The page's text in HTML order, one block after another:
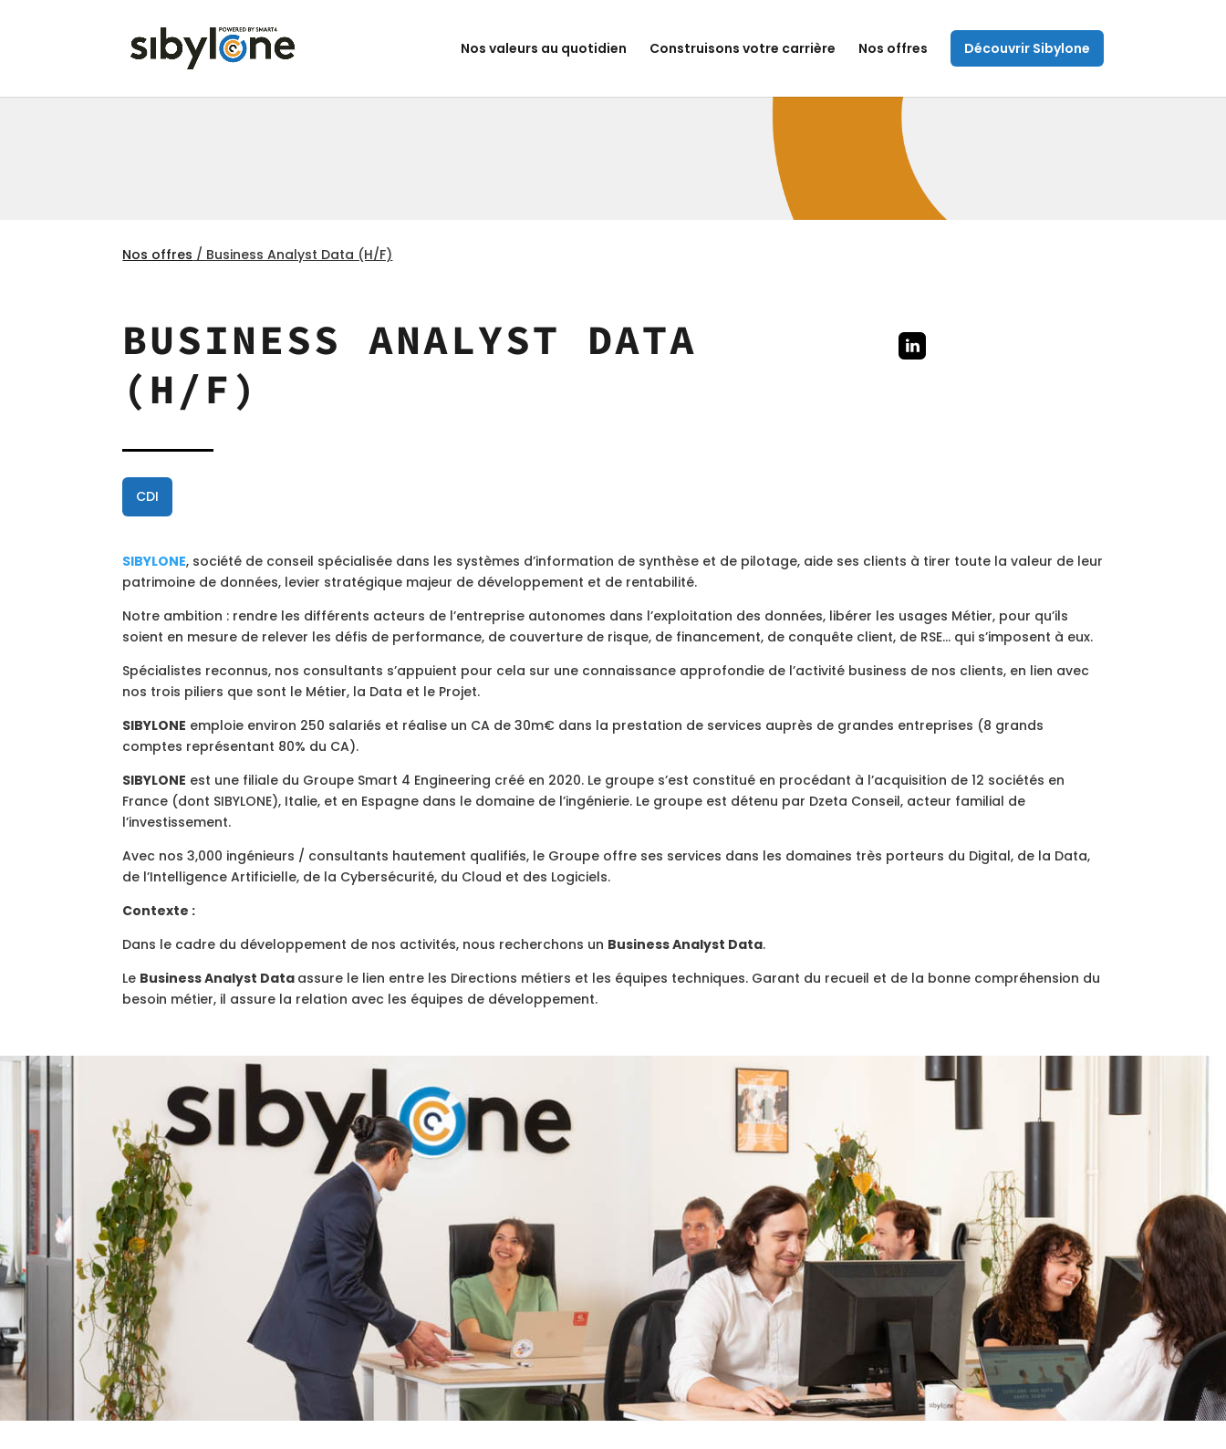
Nos valeurs au quotidien Construisons votre carrière Nos offres Découvrir Sibylone
Nos offres / Business Analyst Data (H/F)
BUSINESS ANALYST DATA
(H/F)
CDI
SIBYLONE, société de conseil spécialisée dans les systèmes d’information de synthèse et de pilotage, aide ses clients à tirer toute la valeur de leur
patrimoine de données, levier stratégique majeur de développement et de rentabilité.
Notre ambition : rendre les différents acteurs de l’entreprise autonomes dans l’exploitation des données, libérer les usages Métier, pour qu’ils
soient en mesure de relever les défis de performance, de couverture de risque, de financement, de conquête client, de RSE… qui s’imposent à eux.
Spécialistes reconnus, nos consultants s’appuient pour cela sur une connaissance approfondie de l’activité business de nos clients, en lien avec
nos trois piliers que sont le Métier, la Data et le Projet.
SIBYLONE emploie environ 250 salariés et réalise un CA de 30m€ dans la prestation de services auprès de grandes entreprises (8 grands
comptes représentant 80% du CA).
SIBYLONE est une filiale du Groupe Smart 4 Engineering créé en 2020. Le groupe s’est constitué en procédant à l’acquisition de 12 sociétés en
France (dont SIBYLONE), Italie, et en Espagne dans le domaine de l’ingénierie. Le groupe est détenu par Dzeta Conseil, acteur familial de
l’investissement.
Avec nos 3,000 ingénieurs / consultants hautement qualifiés, le Groupe offre ses services dans les domaines très porteurs du Digital, de la Data,
de l’Intelligence Artificielle, de la Cybersécurité, du Cloud et des Logiciels.
Contexte :
Dans le cadre du développement de nos activités, nous recherchons un Business Analyst Data.
Le Business Analyst Data assure le lien entre les Directions métiers et les équipes techniques. Garant du recueil et de la bonne compréhension du
besoin métier, il assure la relation avec les équipes de développement.